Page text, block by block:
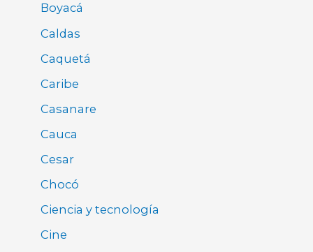
Boyacá
Caldas
Caquetá
Caribe
Casanare
Cauca
Cesar
Chocó
Ciencia y tecnología
Cine